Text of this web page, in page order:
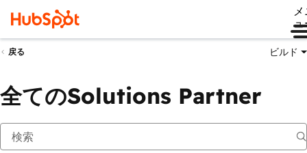
ュ
戻る ビルド
全てのSolutions Partner